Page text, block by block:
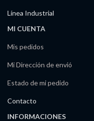
Línea Industrial
MI CUENTA
Mis pedidos
Mi Dirección de envió
Estado de mi pedido
Contacto
INFORMACIONES